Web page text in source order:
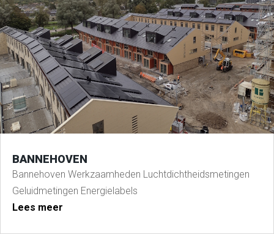
BANNEHOVEN
Bannehoven Werkzaamheden Luchtdichtheidsmetingen
Geluidmetingen Energielabels
Lees meer